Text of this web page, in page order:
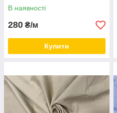
В наявності
280 ₴/м
Купити